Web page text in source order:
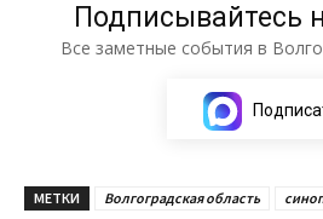
Подписывайтесь
Все заметные события в
МЕТКИ Волгоградская область